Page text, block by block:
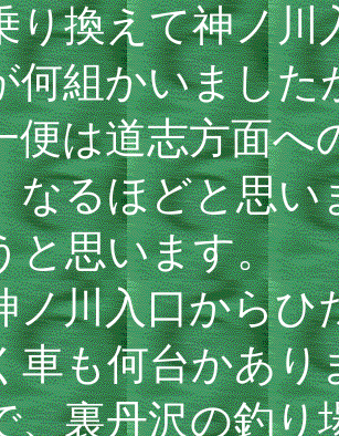
り換えて神ノ川
何組かいました
便は道志方面へ
なるほどと思
と思います。
川入口からひ
車も何台かあり
、裏丹沢の釣り